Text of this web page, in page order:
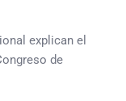
explican el
de